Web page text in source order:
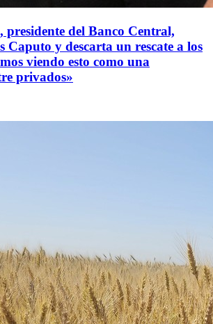
presidente del Banco Central,
Caputo y descarta un rescate a los
viendo esto como una
privados»